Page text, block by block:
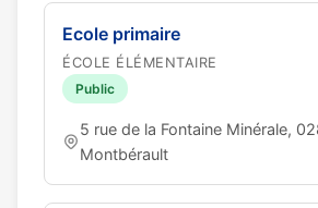
Ecole primaire
ÉCOLE ÉLÉMENTAIRE
Public
5 rue de la Fontaine Minérale,
Montbérault